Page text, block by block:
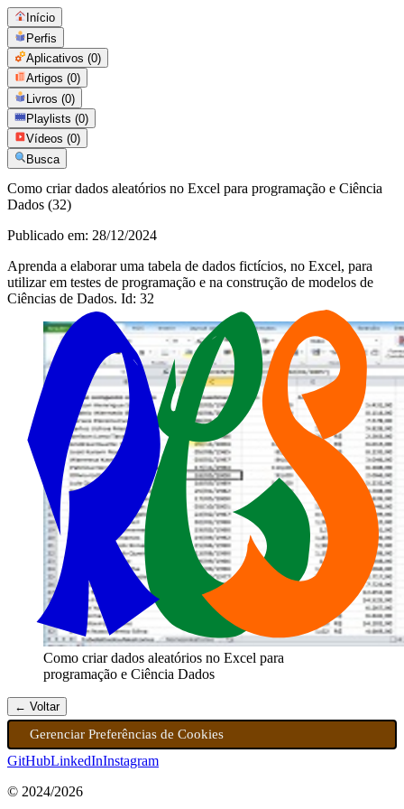
Início
Perfis
Aplicativos (0)
Artigos (0)
Livros (0)
Playlists (0)
Vídeos (0)
Busca
Como criar dados aleatórios no Excel para programação e Ciência
Dados (32)
Publicado em: 28/12/2024
Aprenda a elaborar uma tabela de dados fictícios, no Excel, para
utilizar em testes de programação e na construção de modelos de
Ciências de Dados. Id: 32
Como criar dados aleatórios no Excel para
programação e Ciência Dados
← Voltar
Gerenciar Preferências de Cookies
GitHubLinkedInInstagram
© 2024/2026